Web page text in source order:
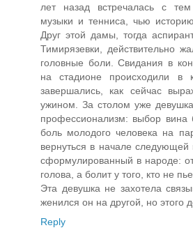
лет назад встречалась с
музыки и тенниса, чью
Друг этой дамы, тогда
Тимирязевки, действительно
головные боли. Свидания в
на стадионе происходили в
завершались, как сейчас
ужином. За столом уже
профессионализм: выбор
боль молодого человека на
вернуться в начале следующей
сформулированный в народе:
голова, а болит у того, кто не
Эта девушка не захотела
женился он на другой, но этого
Reply